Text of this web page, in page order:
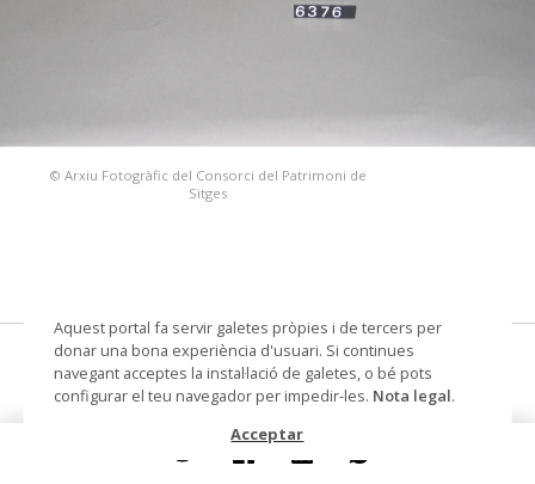
© Arxiu Fotogràfic del Consorci del Patrimoni de
Sitges
frontissa
Datació Segle XVII
Aquest portal fa servir galetes pròpies i de tercers per
donar una bona experiència d'usuari. Si continues
navegant acceptes la instal·lació de galetes, o bé pots
configurar el teu navegador per impedir-les. Nota legal.
Acceptar